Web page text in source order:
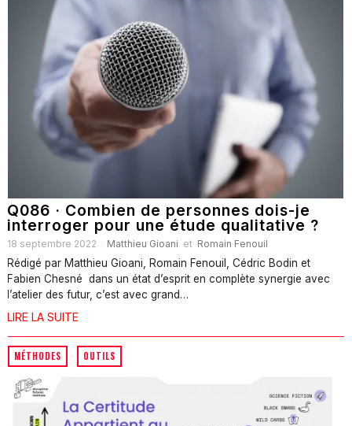
Q086 · Combien de personnes dois-je
interroger pour une étude qualitative ?
18 septembre 2022 Matthieu Gioani et Romain Fenouil
Rédigé par Matthieu Gioani, Romain Fenouil, Cédric Bodin et
Fabien Chesné dans un état d’esprit en complète synergie avec
l’atelier des futur, c’est avec grand…
LIRE LA SUITE
MÉTHODES · OUTILS